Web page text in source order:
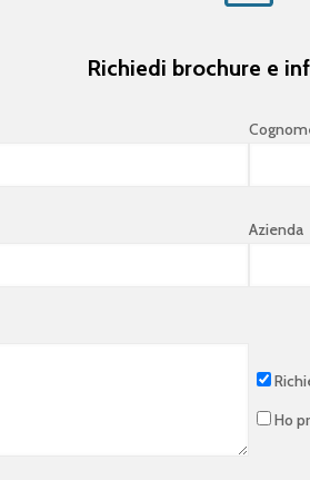
Richiedi brochure e
Azienda
Ho